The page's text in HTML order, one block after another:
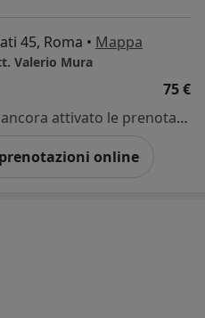
45, Roma • Mappa
Valerio Mura
75 €
Questo dottore non ha ancora attivato le prenotazioni online presso questo indirizzo.
online